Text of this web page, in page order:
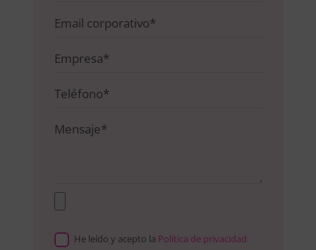
He leído y acepto la Política de privacidad